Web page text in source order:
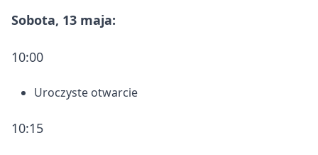
Sobota, 13 maja:
10:00
Uroczyste otwarcie
10:15